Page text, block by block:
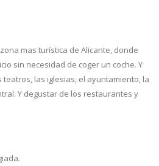
mas turística de Alicante, donde
sin necesidad de coger un coche. Y
teatros, las iglesias, el ayuntamiento, la
Y degustar de los restaurantes y